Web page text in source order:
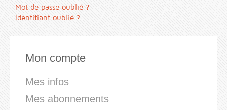
Mot de passe oublié ?
Identifiant oublié ?
Mon compte
Mes infos
Mes abonnements